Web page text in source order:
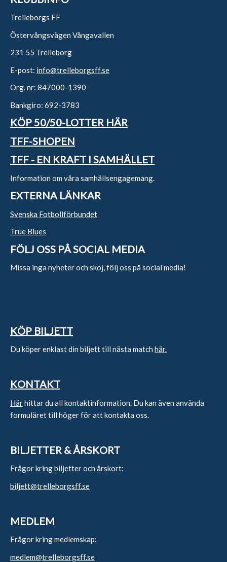
Trelleborgs FF
Östervångsvägen Vångavallen
231 55 Trelleborg
E-post: info@trelleborgsff.se
Org. nr: 847000-1390
Bankgiro: 692-3783
KÖP 50/50-LOTTER HÄR
TFF-SHOPEN
TFF - EN KRAFT I SAMHÄLLET
Information om våra samhällsengagemang.
EXTERNA LÄNKAR
Svenska Fotbollförbundet
True Blues
FÖLJ OSS PÅ SOCIAL MEDIA
Missa inga nyheter och skoj, följ oss på social media!
KÖP BILJETT
Du köper enklast din biljett till nästa match här.
KONTAKT
Härhittar du all kontaktinformation. Du kan även använda
formuläret till höger för att kontakta oss.
BILJETTER & ÅRSKORT
Frågor kring biljetter och årskort:
biljett@trelleborgsff.se
MEDLEM
Frågor kring medlemskap:
medlem@trelleborgsff.se